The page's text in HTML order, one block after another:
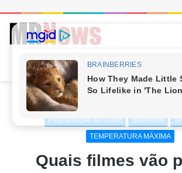
Início / ENTRETENIMENTO
Programação da Globo Supercine
TEMPERATURA MÁXIMA
Quais filmes vão